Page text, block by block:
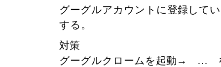
グーグルアカウントに登録して
する。
対策
グーグルクロームを起動→ …